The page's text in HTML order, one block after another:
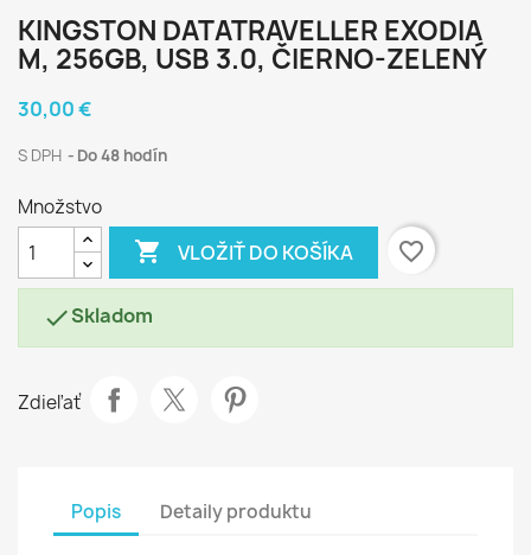
KINGSTON DATATRAVELLER EXODIA
M, 256GB, USB 3.0, ČIERNO-ZELENÝ
30,00 €
S DPH Do 48 hodín
Množstvo
 VLOŽIŤ DO KOŠÍKA favorite_border
Skladom
Zdieľať
Popis Detaily produktu